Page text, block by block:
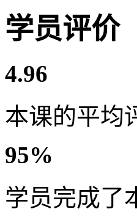
学员评价
4.96
本课的平均
95%
学员完成了